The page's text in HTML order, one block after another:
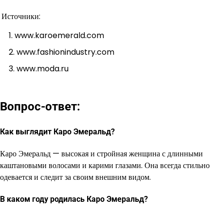
Источники:
www.karoemerald.com
www.fashionindustry.com
www.moda.ru
Вопрос-ответ:
Как выглядит Каро Эмеральд?
Каро Эмеральд — высокая и стройная женщина с длинными
каштановыми волосами и карими глазами. Она всегда стильно
одевается и следит за своим внешним видом.
В каком году родилась Каро Эмеральд?